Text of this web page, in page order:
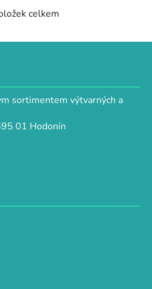
O
l
a
c
p
ý
celkem
sortimentem výtvarných a
01 Hodonín